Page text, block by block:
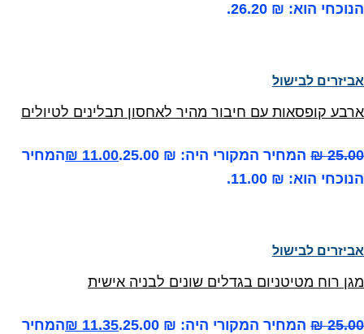
הנוכחי הוא: ₪ 26.20.
אביזרים לבישול
ארבע קופסאות עם חיבור מהיר לאחסון תבלינים לטיולים
₪25.00 המחיר המקורי היה: ₪ 25.00. ₪ 11.00
המחיר
הנוכחי הוא: ₪ 11.00.
אביזרים לבישול
מגן רוח מטיטניום בגדלים שונים לבניה אישית
₪25.00 המחיר המקורי היה: ₪ 25.00. ₪ 11.35
המחיר